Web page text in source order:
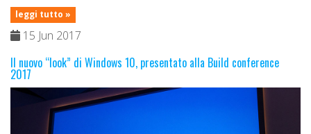
leggi tutto »
15 Jun 2017
Il nuovo “look” di Windows 10, presentato alla Build conference
2017